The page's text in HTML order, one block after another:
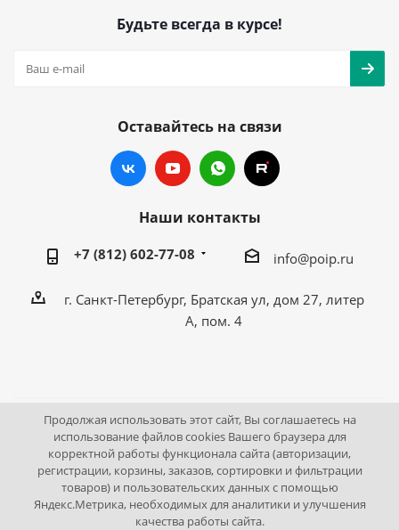
Будьте всегда в курсе!
Оставайтесь на связи
Наши контакты
+7 (812) 602-77-08 info@poip.ru
г. Санкт-Петербург, Братская ул, дом 27, литер
А, пом. 4
2009 - 2026 © Промышленное оборудование Интернет
портал.
195043, г. Санкт-Петербург, Братская ул, дом 27, литер А,
пом. 4
Продолжая использовать этот сайт, Вы соглашаетесь на
использование файлов cookies Вашего браузера для
корректной работы функционала сайта (авторизации,
регистрации, корзины, заказов, сортировки и фильтрации
товаров) и пользовательских данных с помощью
Яндекс.Метрика, необходимых для аналитики и улучшения
качества работы сайта.